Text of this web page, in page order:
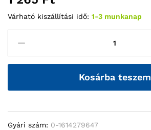
Várható kiszállítási idő: 1-3 munkanap
Kosárba teszem
Gyári szám: 0-1614279647